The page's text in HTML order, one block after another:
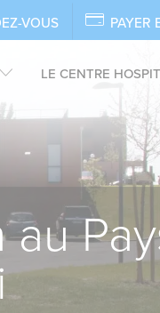
VOUS PAYER
LE CENTRE